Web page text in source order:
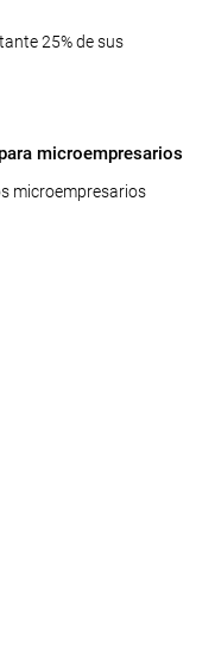
25% de sus
microempresarios
microempresarios